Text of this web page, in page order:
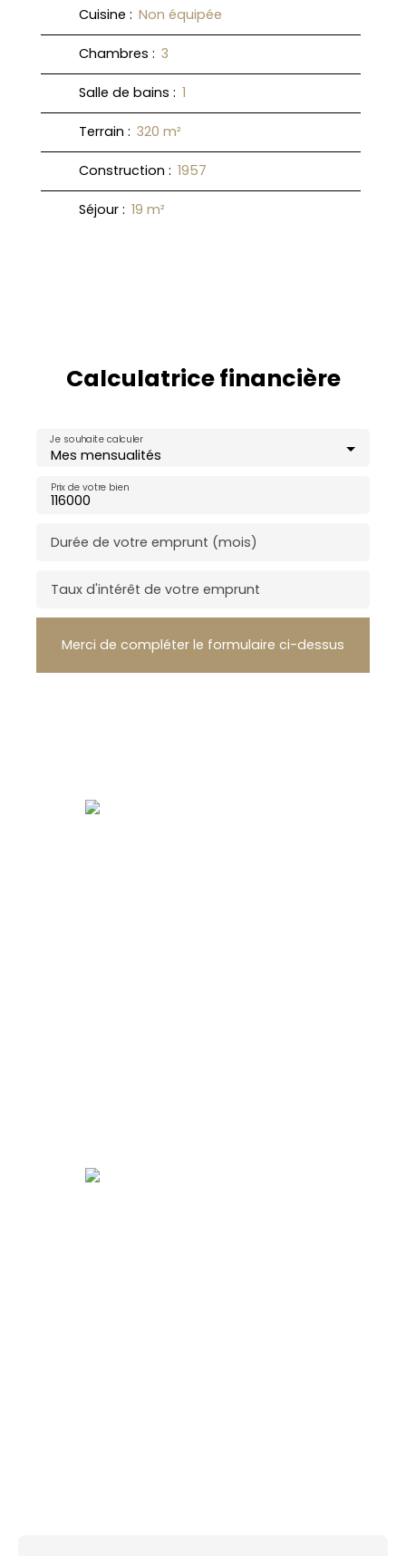
Cuisine : Non équipée
Chambres : 3
Salle de bains : 1
Terrain : 320 m²
Construction : 1957
Séjour : 19 m²
Calculatrice financière
Mes mensualités
Je souhaite calculer
Prix de votre bien
Durée de votre emprunt (mois)
Taux d'intérêt de votre emprunt
Merci de compléter le formulaire ci-dessus